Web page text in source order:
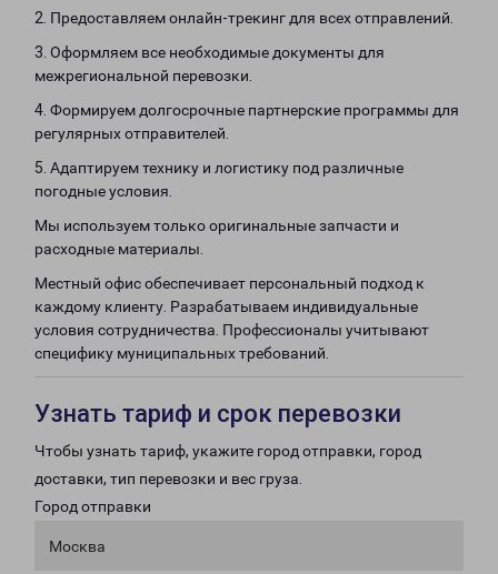
2. Предоставляем онлайн-трекинг для всех отправлений.
3. Оформляем все необходимые документы для
межрегиональной перевозки.
4. Формируем долгосрочные партнерские программы для
регулярных отправителей.
5. Адаптируем технику и логистику под различные
погодные условия.
Мы используем только оригинальные запчасти и
расходные материалы.
Местный офис обеспечивает персональный подход к
каждому клиенту. Разрабатываем индивидуальные
условия сотрудничества. Профессионалы учитывают
специфику муниципальных требований.
Узнать тариф и срок перевозки
Чтобы узнать тариф, укажите город отправки, город
доставки, тип перевозки и вес груза.
Город отправки
Москва